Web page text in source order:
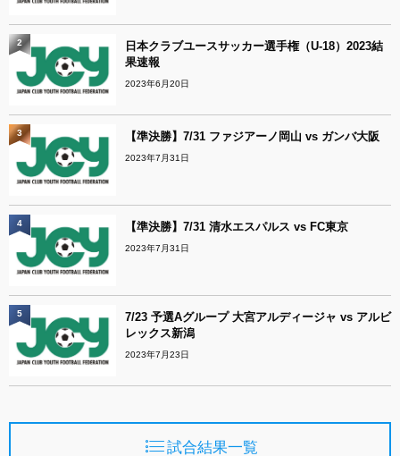
日本クラブユースサッカー選手権（U-18）2023結
果速報
2023年6月20日
2
【準決勝】7/31 ファジアーノ岡山 vs ガンバ大阪
2023年7月31日
3
【準決勝】7/31 清水エスパルス vs FC東京
2023年7月31日
4
7/23 予選Aグループ 大宮アルディージャ vs アルビ
レックス新潟
2023年7月23日
5
試合結果一覧